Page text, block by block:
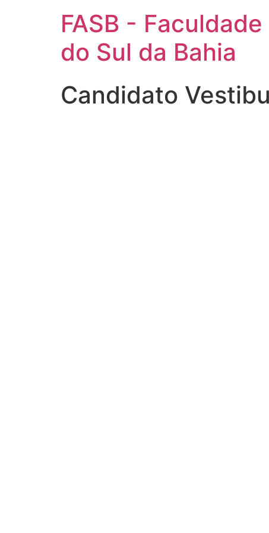
FASB - Faculdade
do Sul da Bahia
Candidato